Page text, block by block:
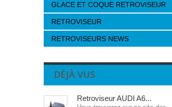
GLACE ET COQUE RETROVISEUR
RETROVISEUR
RETROVISEURS NEWS
DÉJÀ VUS
Retroviseur AUDI A6...